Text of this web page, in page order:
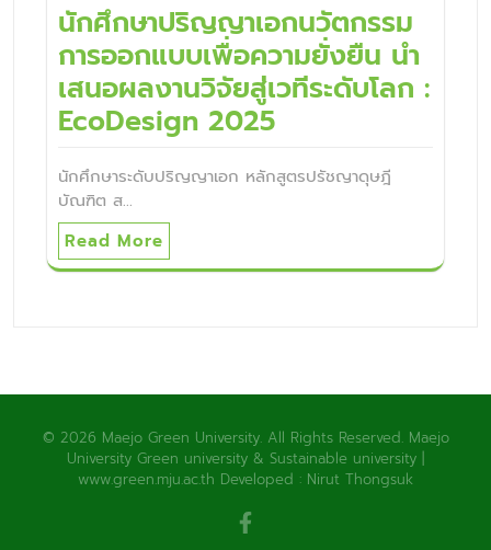
นักศึกษาปริญญาเอกนวัตกรรม
การออกแบบเพื่อความยั่งยืน นำ
เสนอผลงานวิจัยสู่เวทีระดับโลก :
EcoDesign 2025
นักศึกษาระดับปริญญาเอก หลักสูตรปรัชญาดุษฎี
บัณฑิต ส…
Read More
© 2026 Maejo Green University. All Rights Reserved. Maejo
University Green university & Sustainable university |
www.green.mju.ac.th Developed : Nirut Thongsuk